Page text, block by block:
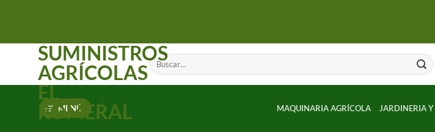
SUMINISTROS
AGRÍCOLAS
EL
ROMERAL
Buscar
por:
MENÚ MAQUINARIA AGRÍCOLA JARDINERIA